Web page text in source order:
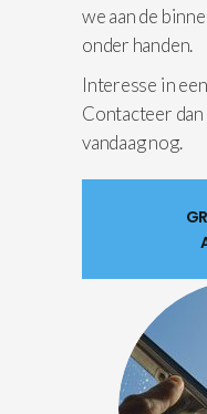
we aan de
onder handen.
Interesse in
Contacteer
vandaag nog.